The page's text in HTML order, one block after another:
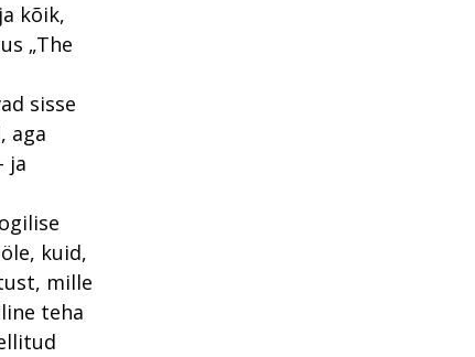
kõik,
„The
sisse
aga
ja
kuid,
mille
teha